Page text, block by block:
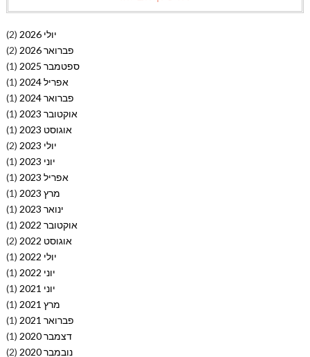
יולי 2026
(2)
פברואר 2026
(2)
ספטמבר 2025
(1)
אפריל 2024
(1)
פברואר 2024
(1)
אוקטובר 2023
(1)
אוגוסט 2023
(1)
יולי 2023
(2)
יוני 2023
(1)
אפריל 2023
(1)
מרץ 2023
(1)
ינואר 2023
(1)
אוקטובר 2022
(1)
אוגוסט 2022
(2)
יולי 2022
(1)
יוני 2022
(1)
יוני 2021
(1)
מרץ 2021
(1)
פברואר 2021
(1)
דצמבר 2020
(1)
נובמבר 2020
(2)